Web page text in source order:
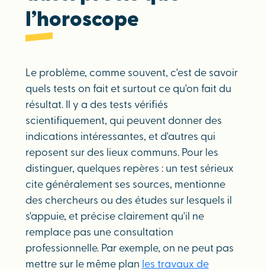
l’horoscope
Le problème, comme souvent, c'est de savoir
quels tests on fait et surtout ce qu'on fait du
résultat. Il y a des tests vérifiés
scientifiquement, qui peuvent donner des
indications intéressantes, et d'autres qui
reposent sur des lieux communs. Pour les
distinguer, quelques repères : un test sérieux
cite généralement ses sources, mentionne
des chercheurs ou des études sur lesquels il
s'appuie, et précise clairement qu'il ne
remplace pas une consultation
professionnelle. Par exemple, on ne peut pas
mettre sur le même plan les travaux de